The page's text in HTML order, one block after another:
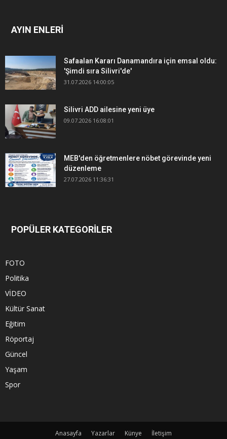
AYIN ENLERİ
Safaalan Kararı Danamandıra için emsal oldu:
'Şimdi sıra Silivri'de'
31.07.2026 14:00:05
Silivri ADD ailesine yeni üye
09.07.2026 16:08:01
MEB'den öğretmenlere nöbet görevinde yeni
düzenleme
27.07.2026 11:36:31
POPÜLER KATEGORİLER
FOTO
Politika
VİDEO
Kültür Sanat
Eğitim
Röportaj
Güncel
Yaşam
Spor
Anasayfa Yazarlar Künye
İletişim